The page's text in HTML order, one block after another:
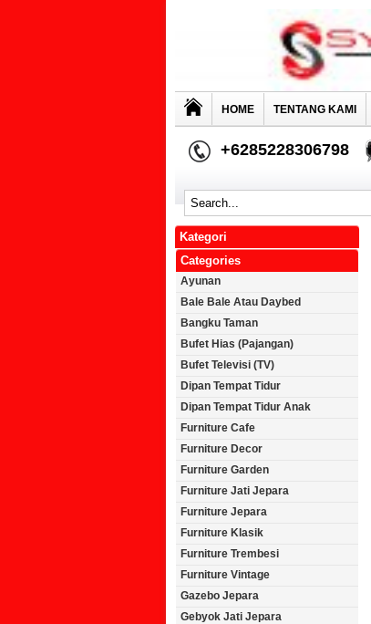
HOME TENTANG KAMI
+6285228306798
Kategori
Categories
Ayunan
Bale Bale Atau Daybed
Bangku Taman
Bufet Hias (Pajangan)
Bufet Televisi (TV)
Dipan Tempat Tidur
Dipan Tempat Tidur Anak
Furniture Cafe
Furniture Decor
Furniture Garden
Furniture Jati Jepara
Furniture Jepara
Furniture Klasik
Furniture Trembesi
Furniture Vintage
Gazebo Jepara
Gebyok Jati Jepara